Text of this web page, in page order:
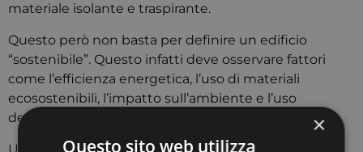
materiale isolante e traspirante.
Questo però non basta per definire un edificio
“sostenibile”. Questo infatti deve osservare fattori
come l’efficienza energetica, l’uso di materiali
ecosostenibili, l’impatto sull’ambiente e l’uso
dell’acqua.
×
Questo sito web utilizza